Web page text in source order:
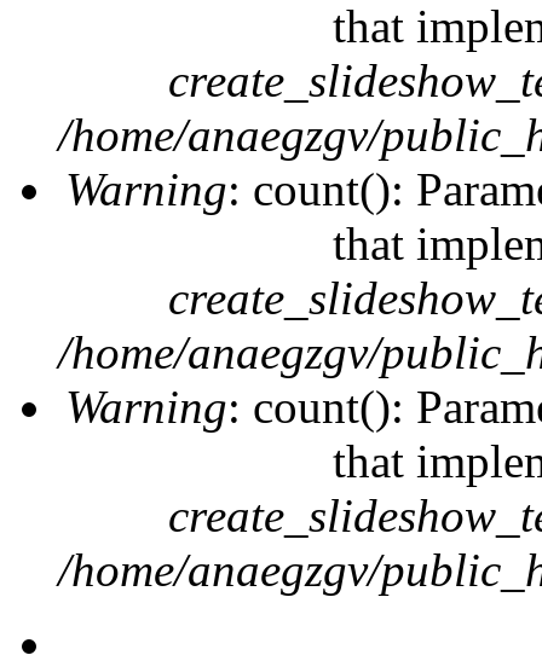
that
/home/anaegzgv/
Warning: count():
that
/home/anaegzgv/
Warning: count():
that
/home/anaegzgv/